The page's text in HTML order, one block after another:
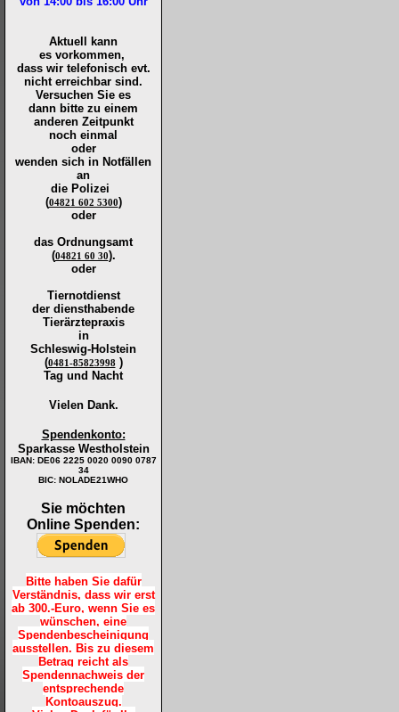
Aktuell kann
es vorkommen,
dass wir telefonisch evt.
nicht erreichbar sind.
Versuchen Sie es
dann bitte zu einem
anderen Zeitpunkt
noch einmal
oder
wenden sich in Notfällen
an
die Polizei
(04821 602 5300)
oder
das Ordnungsamt
(04821 60 30).
oder
Tiernotdienst
der diensthabende
Tierärztepraxis
in
Schleswig-Holstein
(0481-85823998 )
Tag und Nacht
Vielen Dank.
Spendenkonto:
Sparkasse Westholstein
IBAN: DE06 2225 0020 0090 0787
34
BIC: NOLADE21WHO
Sie möchten
Online Spenden:
Bitte haben Sie dafür
Verständnis, dass wir erst
ab 300.-Euro, wenn Sie es
wünschen, eine
Spendenbescheinigung
ausstellen. Bis zu diesem
Betrag reicht als
Spendennachweis der
entsprechende
Kontoauszug.